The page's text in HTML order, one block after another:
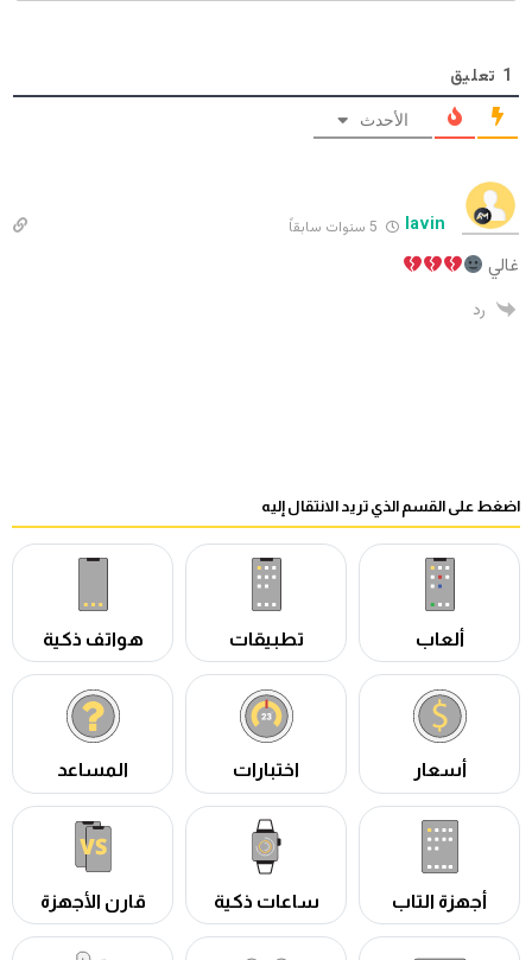
1 تعليق
الأحدث
lavin
غالي
رد
اضغط على القسم الذي تريد الانتقال إليه
ألعاب تطبيقات هواتف ذكية
أسعار اختبارات المساعد
أجهزة التاب ساعات ذكية قارن الأجهزة